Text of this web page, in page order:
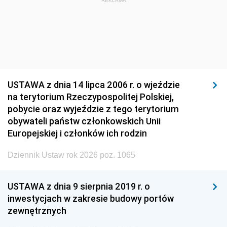
USTAWA z dnia 14 lipca 2006 r. o wjeździe
na terytorium Rzeczypospolitej Polskiej,
pobycie oraz wyjeździe z tego terytorium
obywateli państw członkowskich Unii
Europejskiej i członków ich rodzin
Dziennik Ustaw rok 2026 poz. 1065
USTAWA z dnia 9 sierpnia 2019 r. o
inwestycjach w zakresie budowy portów
zewnętrznych